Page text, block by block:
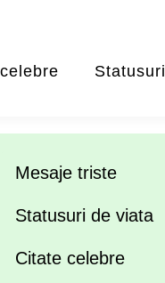
Statusuri
Mesaje triste
Statusuri de viata
Citate celebre